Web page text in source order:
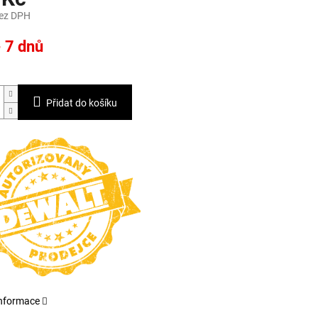
DPH
7 dnů
Přidat do košíku